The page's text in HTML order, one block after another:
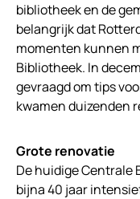
bibliotheek en de
belangrijk dat
momenten kunnen
Bibliotheek. In
gevraagd om tips
kwamen duizenden
Grote renovatie
De huidige Centrale
bijna 40 jaar